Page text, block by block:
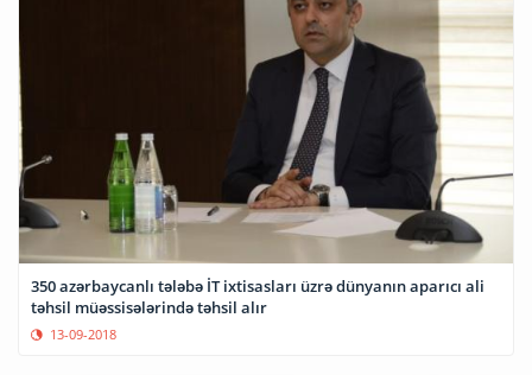
350 azərbaycanlı tələbə İT ixtisasları üzrə dünyanın aparıcı ali
təhsil müəssisələrində təhsil alır
13-09-2018